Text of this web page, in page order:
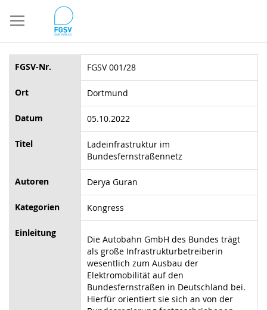
zum
Inhalt
FGSV-Nr. FGSV 001/28
Ort Dortmund
Datum 05.10.2022
Titel
Ladeinfrastruktur im
Bundesfernstraßennetz
Autoren Derya Guran
Kategorien Kongress
Einleitung
Die Autobahn GmbH des Bundes trägt
als große Infrastrukturbetreiberin
wesentlich zum Ausbau der
Elektromobilität auf den
Bundesfernstraßen in Deutschland bei.
Hierfür orientiert sie sich an von der